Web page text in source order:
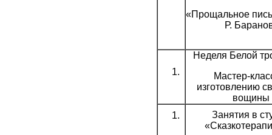
«Прощальное
Р.
Неделя Белой
Мастер-
изготовлению
вощины
Занятия в